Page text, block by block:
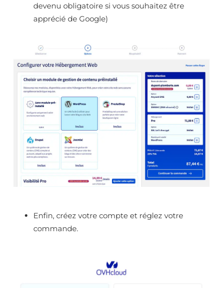
devenu obligatoire si vous souhaitez être
apprécié de Google)
Enfin, créez votre compte et réglez votre
commande.